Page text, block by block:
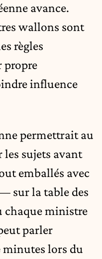
avance.
wallons sont
règles
propre
influence
permettrait au
sujets avant
emballés avec
sur la table des
chaque ministre
parler
lors du